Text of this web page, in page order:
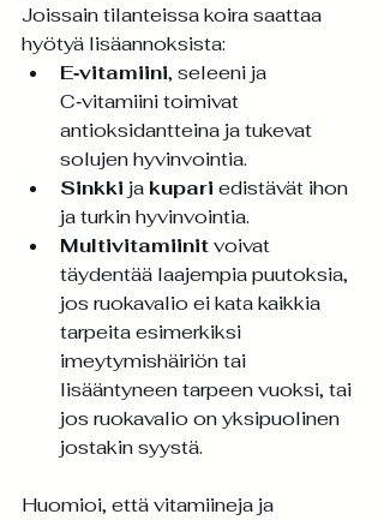
Joissain tilanteissa koira saattaa
hyötyä lisäannoksista:
E‑vitamiini, seleeni ja
C‑vitamiini toimivat
antioksidantteina ja tukevat
solujen hyvinvointia.
Sinkki ja kupari edistävät ihon
ja turkin hyvinvointia.
Multivitamiinit voivat
täydentää laajempia puutoksia,
jos ruokavalio ei kata kaikkia
tarpeita esimerkiksi
imeytymishäiriön tai
lisääntyneen tarpeen vuoksi, tai
jos ruokavalio on yksipuolinen
jostakin syystä.
Huomioi, että vitamiineja ja